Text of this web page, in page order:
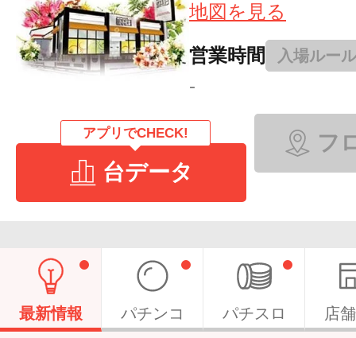
地図を見る
営業時間 入場ルール
-
アプリでCHECK!
台データ
フ
最新情報 パチンコ パチスロ 店